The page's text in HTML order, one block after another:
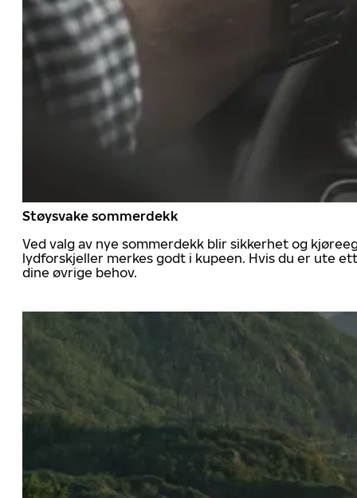
Støysvake sommerdekk
Ved valg av nye sommerdekk blir sikkerhet og
lydforskjeller merkes godt i kupeen. Hvis du er ute
dine øvrige behov.